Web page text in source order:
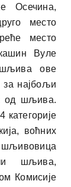
Осечина,
место
место
Вуле
ове
за најбољи
од шљива.
категорије
воћних
шљива,
Комисије